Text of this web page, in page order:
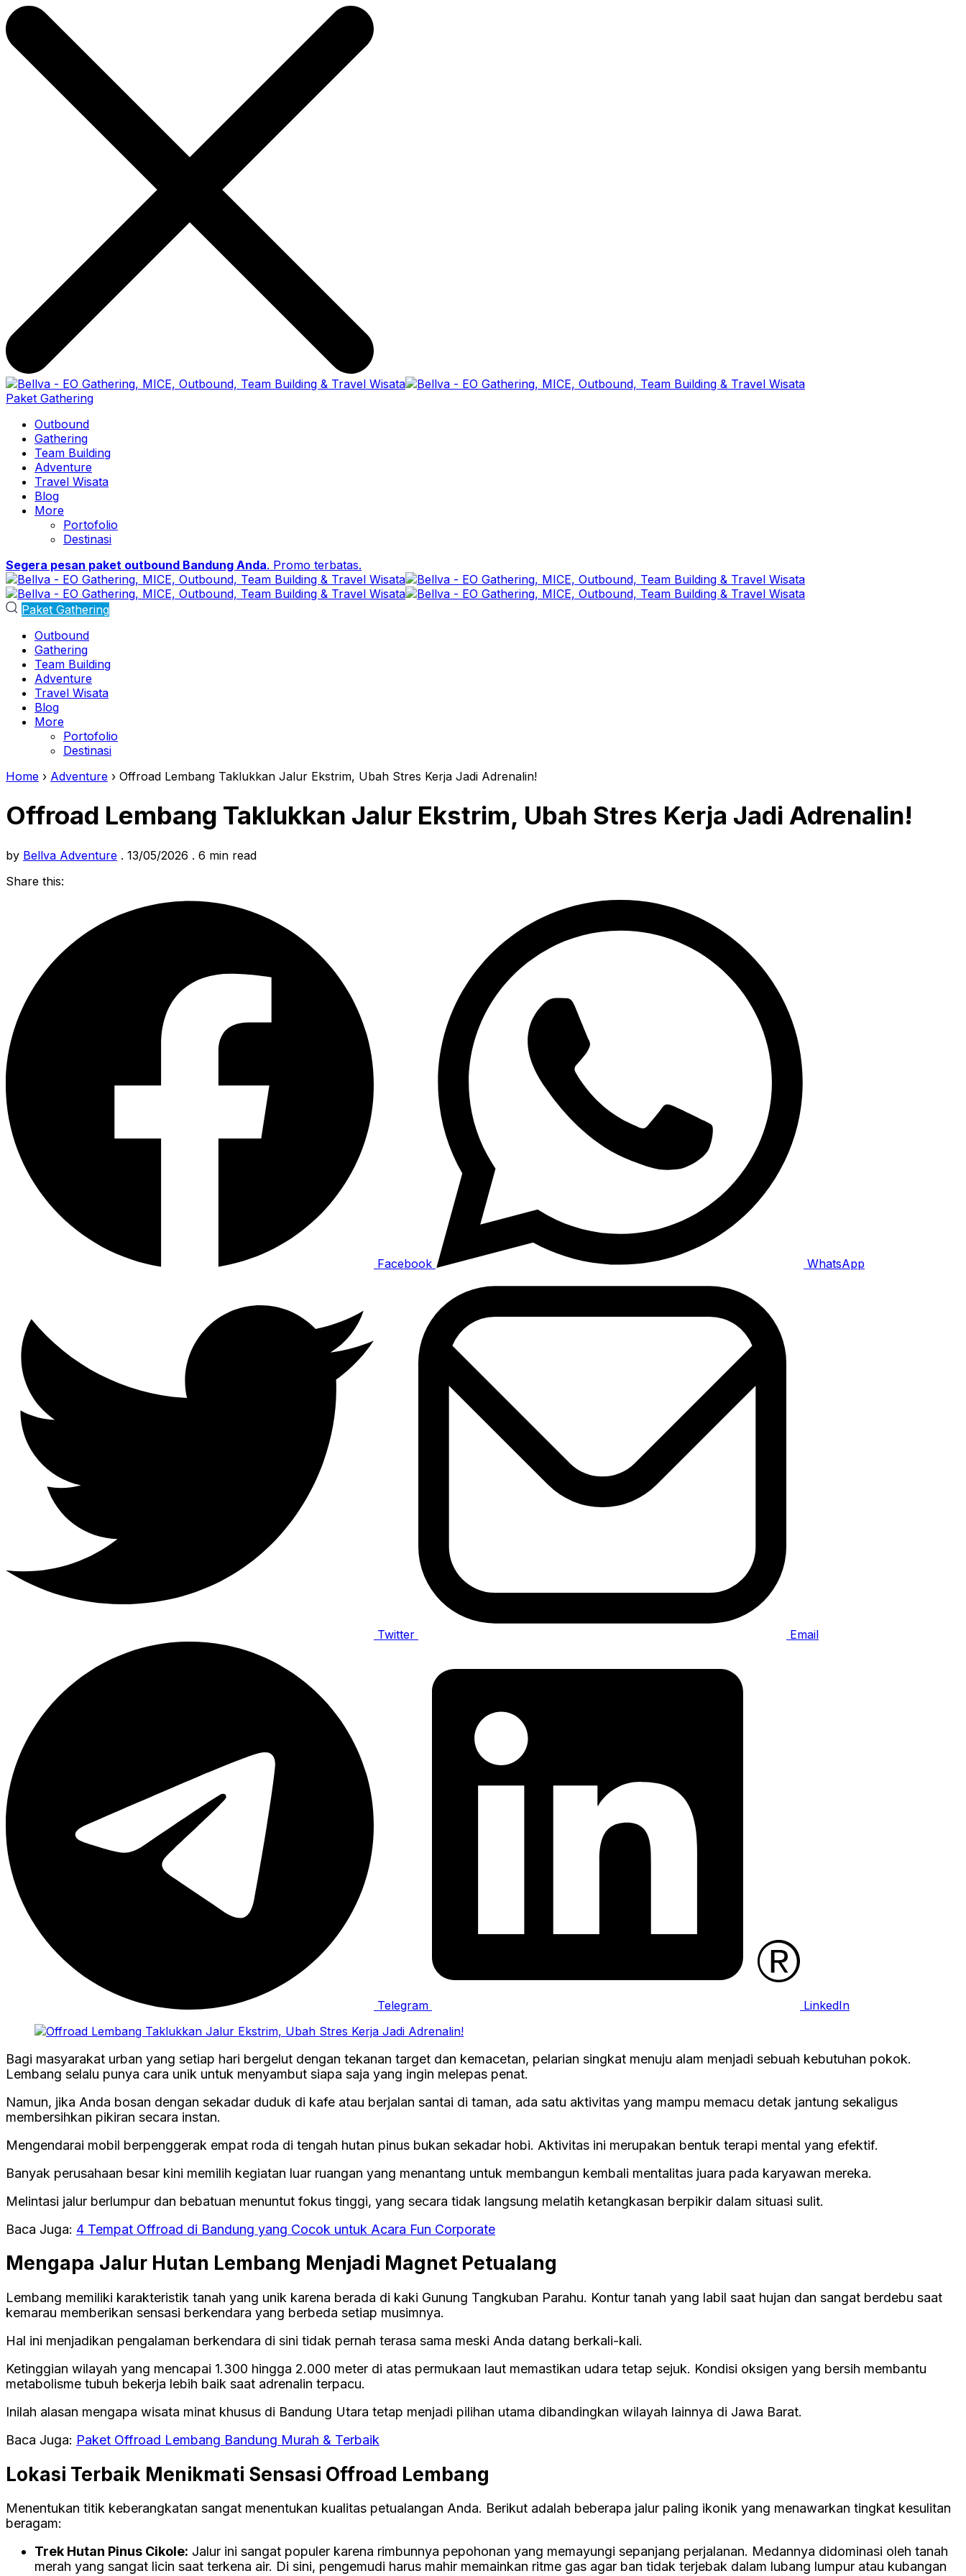
Paket Gathering
Outbound
Gathering
Team Building
Adventure
Travel Wisata
Blog
More
Portofolio
Destinasi
Segera pesan paket outbound Bandung Anda. Promo terbatas.
Paket Gathering
Outbound
Gathering
Team Building
Adventure
Travel Wisata
Blog
More
Portofolio
Destinasi
Home › Adventure › Offroad Lembang Taklukkan Jalur Ekstrim, Ubah Stres Kerja Jadi Adrenalin!
Offroad Lembang Taklukkan Jalur Ekstrim, Ubah Stres Kerja Jadi Adrenalin!
by Bellva Adventure . 13/05/2026 . 6 min read
Share this:
Facebook WhatsApp
Twitter Email
Telegram LinkedIn
Bagi masyarakat urban yang setiap hari bergelut dengan tekanan target dan kemacetan, pelarian singkat menuju alam menjadi sebuah kebutuhan pokok.
Lembang selalu punya cara unik untuk menyambut siapa saja yang ingin melepas penat.
Namun, jika Anda bosan dengan sekadar duduk di kafe atau berjalan santai di taman, ada satu aktivitas yang mampu memacu detak jantung sekaligus
membersihkan pikiran secara instan.
Mengendarai mobil berpenggerak empat roda di tengah hutan pinus bukan sekadar hobi. Aktivitas ini merupakan bentuk terapi mental yang efektif.
Banyak perusahaan besar kini memilih kegiatan luar ruangan yang menantang untuk membangun kembali mentalitas juara pada karyawan mereka.
Melintasi jalur berlumpur dan bebatuan menuntut fokus tinggi, yang secara tidak langsung melatih ketangkasan berpikir dalam situasi sulit.
Baca Juga: 4 Tempat Offroad di Bandung yang Cocok untuk Acara Fun Corporate
Mengapa Jalur Hutan Lembang Menjadi Magnet Petualang
Lembang memiliki karakteristik tanah yang unik karena berada di kaki Gunung Tangkuban Parahu. Kontur tanah yang labil saat hujan dan sangat berdebu saat
kemarau memberikan sensasi berkendara yang berbeda setiap musimnya.
Hal ini menjadikan pengalaman berkendara di sini tidak pernah terasa sama meski Anda datang berkali-kali.
Ketinggian wilayah yang mencapai 1.300 hingga 2.000 meter di atas permukaan laut memastikan udara tetap sejuk. Kondisi oksigen yang bersih membantu
metabolisme tubuh bekerja lebih baik saat adrenalin terpacu.
Inilah alasan mengapa wisata minat khusus di Bandung Utara tetap menjadi pilihan utama dibandingkan wilayah lainnya di Jawa Barat.
Baca Juga: Paket Offroad Lembang Bandung Murah & Terbaik
Lokasi Terbaik Menikmati Sensasi Offroad Lembang
Menentukan titik keberangkatan sangat menentukan kualitas petualangan Anda. Berikut adalah beberapa jalur paling ikonik yang menawarkan tingkat kesulitan
beragam:
Trek Hutan Pinus Cikole: Jalur ini sangat populer karena rimbunnya pepohonan yang memayungi sepanjang perjalanan. Medannya didominasi oleh tanah
merah yang sangat licin saat terkena air. Di sini, pengemudi harus mahir memainkan ritme gas agar ban tidak terjebak dalam lubang lumpur atau kubangan